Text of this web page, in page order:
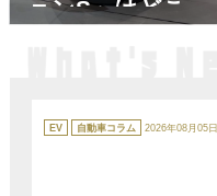
ョンS」はどこが
テ
ゴ
EV 自動車コラム 2026年08月05日